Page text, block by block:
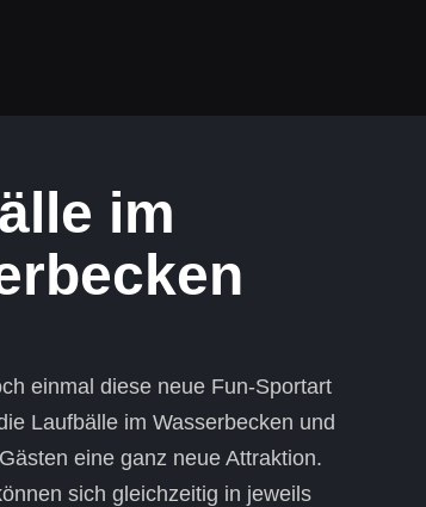
im
einmal diese neue Fun-Sportart
Laufbälle im Wasserbecken und
eine ganz neue Attraktion.
sich gleichzeitig in jeweils